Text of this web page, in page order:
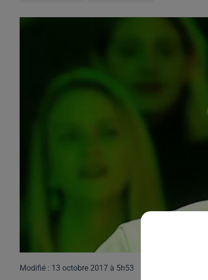
Modifié : 13 octobre 2017 à 5h53